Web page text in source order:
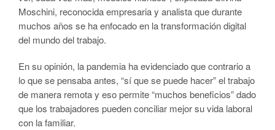
Moschini, reconocida empresaria y analista que durante
muchos años se ha enfocado en la transformación digital
del mundo del trabajo.
En su opinión, la pandemia ha evidenciado que contrario a
lo que se pensaba antes, “sí que se puede hacer” el trabajo
de manera remota y eso permite “muchos beneficios” dado
que los trabajadores pueden conciliar mejor su vida laboral
con la familiar.